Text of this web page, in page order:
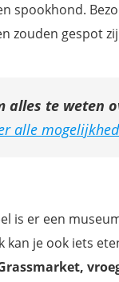
spookhond.
zouden gespot
alles te weten
alle
is er een
kan je ook iets